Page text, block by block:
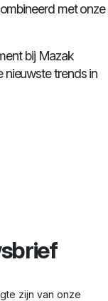
met onze
bij Mazak
nieuwste trends in
zijn van onze